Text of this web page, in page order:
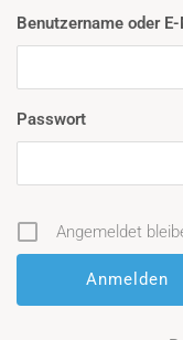
Benutzername oder E-
Passwort
Angemeldet